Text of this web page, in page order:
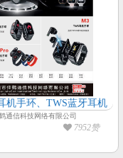
机手环、TWS蓝牙耳机
通信科技网络有限公司
7952赞